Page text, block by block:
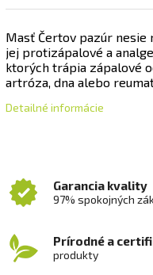
Masť Čertov pazúr
jej protizápalové a
ktorých trápia zápalové
artróza, dna alebo
Detailné informácie
Garancia kvality
97% spokojných
Prírodné a
produkty